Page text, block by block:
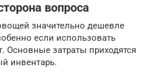
вопроса
значительно дешевле
если использовать
Основные затраты приходятся
инвентарь.